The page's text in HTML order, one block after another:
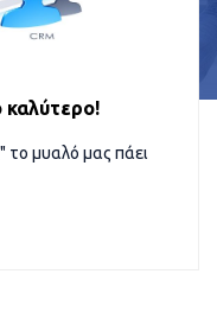
το μυαλό μας πάει